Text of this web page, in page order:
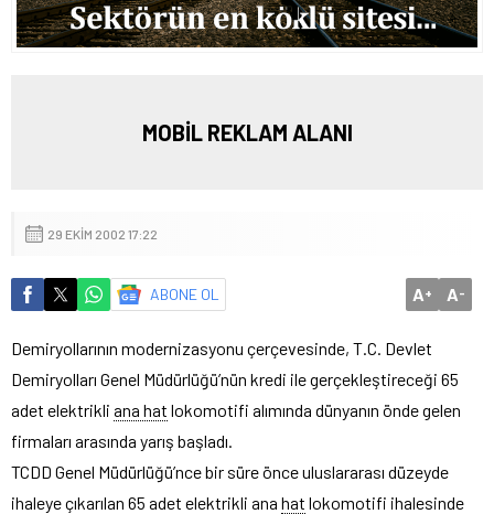
MOBİL REKLAM ALANI
29 EKIM 2002 17:22
ABONE OL A+ A-
Demiryollarının modernizasyonu çerçevesinde, T.C. Devlet
Demiryolları Genel Müdürlüğü’nün kredi ile gerçekleştireceği 65
adet elektrikli ana hat lokomotifi alımında dünyanın önde gelen
firmaları arasında yarış başladı.
TCDD Genel Müdürlüğü’nce bir süre önce uluslararası düzeyde
ihaleye çıkarılan 65 adet elektrikli ana hat lokomotifi ihalesinde